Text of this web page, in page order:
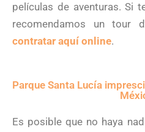
películas de aventuras. Si
recomendamos un tour
contratar aquí online.
Parque Santa Lucía
Es posible que no haya